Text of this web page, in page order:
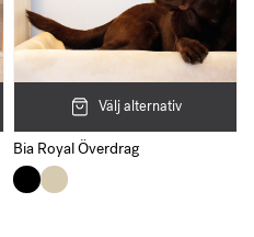
Välj alternativ
Bia Royal Överdrag